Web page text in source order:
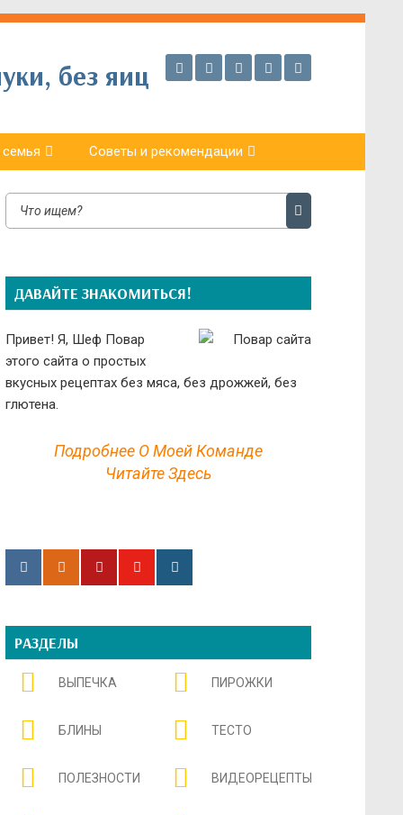
без яиц
Советы и рекомендации
ДАВАЙТЕ ЗНАКОМИТЬСЯ!
Привет! Я, Шеф Повар
этого сайта о простых
вкусных рецептах без мяса, без дрожжей, без
глютена.
Подробнее О Моей Команде
Читайте Здесь
РАЗДЕЛЫ
ВЫПЕЧКА ПИРОЖКИ
БЛИНЫ ТЕСТО
ПОЛЕЗНОСТИ ВИДЕОРЕЦЕПТЫ